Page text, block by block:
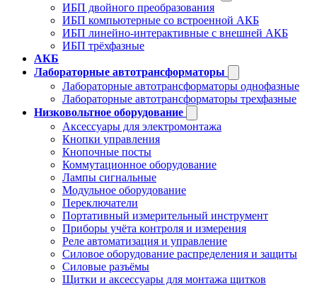
ИБП двойного преобразования
ИБП компьютерные со встроенной АКБ
ИБП линейно-интерактивные с внешней АКБ
ИБП трёхфазные
АКБ
Лабораторные автотрансформаторы
Лабораторные автотрансформаторы однофазные
Лабораторные автотрансформаторы трехфазные
Низковольтное оборудование
Аксессуары для электромонтажа
Кнопки управления
Кнопочные посты
Коммутационное оборудование
Лампы сигнальные
Модульное оборудование
Переключатели
Портативный измерительный инструмент
Приборы учёта контроля и измерения
Реле автоматизация и управление
Силовое оборудование распределения и защиты
Силовые разъёмы
Щитки и аксессуары для монтажа щитков